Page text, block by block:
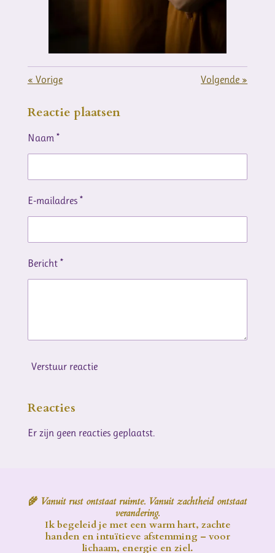
« Vorige Volgende »
Reactie plaatsen
Naam *
E-mailadres *
Bericht *
Verstuur reactie
Reacties
Er zijn geen reacties geplaatst.
🌾 Vanuit rust ontstaat ruimte. Vanuit zachtheid ontstaat
verandering.
Ik begeleid je met een warm hart, zachte
handen en intuïtieve afstemming – voor
lichaam, energie en ziel.